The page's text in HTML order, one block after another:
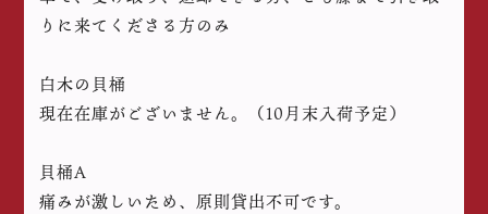
りに来てくださる方のみ
白木の貝桶
現在在庫がございません。（10月末入荷予定）
貝桶A
痛みが激しいため、原則貸出不可です。